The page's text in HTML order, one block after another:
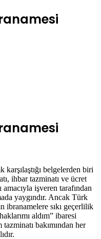
karşılaştığı belgelerden biri
ihbar tazminatı ve ücret
işveren tarafından
yaygındır. Ancak Türk
ibranamelere sıkı geçerlilik
aldım” ibaresi
bakımından her